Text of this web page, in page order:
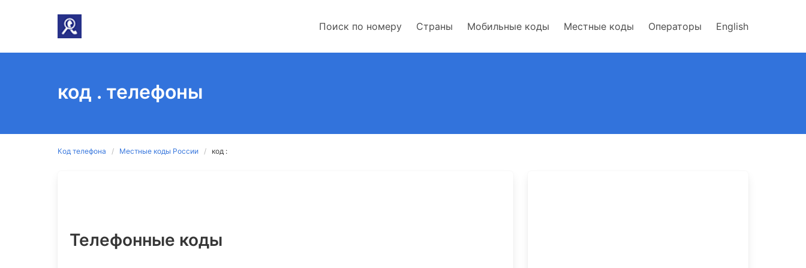
Поиск по номеру Страны Мобильные коды Местные коды Операторы English
код . телефоны
Код телефона Местные коды России код :
Телефонные коды